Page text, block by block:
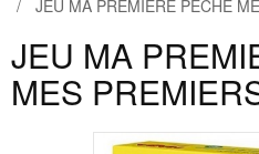
JEU MA PREMIERE PECHE
JEU MA
MES